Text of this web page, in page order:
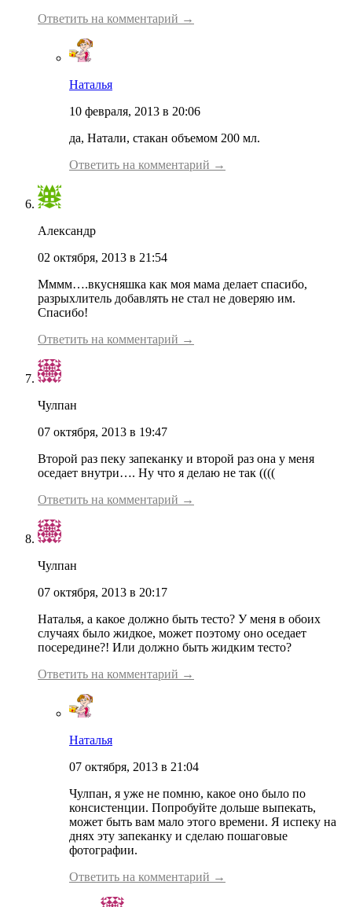
Ответить на комментарий →
Наталья
10 февраля, 2013 в 20:06
да, Натали, стакан объемом 200 мл.
Ответить на комментарий →
Александр
02 октября, 2013 в 21:54
Мммм….вкусняшка как моя мама делает спасибо,
разрыхлитель добавлять не стал не доверяю им.
Спасибо!
Ответить на комментарий →
Чулпан
07 октября, 2013 в 19:47
Второй раз пеку запеканку и второй раз она у меня
оседает внутри…. Ну что я делаю не так ((((
Ответить на комментарий →
Чулпан
07 октября, 2013 в 20:17
Наталья, а какое должно быть тесто? У меня в обоих
случаях было жидкое, может поэтому оно оседает
посередине?! Или должно быть жидким тесто?
Ответить на комментарий →
Наталья
07 октября, 2013 в 21:04
Чулпан, я уже не помню, какое оно было по
консистенции. Попробуйте дольше выпекать,
может быть вам мало этого времени. Я испеку на
днях эту запеканку и сделаю пошаговые
фотографии.
Ответить на комментарий →